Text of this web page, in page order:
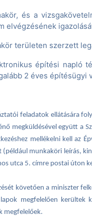
és a
elvégzésének
területen szerzett
építési napló
2 éves
feladatok ellátására
megküldésével együtt a
mellékelni kell az
munkaköri leírás,
utca 5. címre postai úton
követően a miniszter
megfelelően kerültek
megfelelőek.